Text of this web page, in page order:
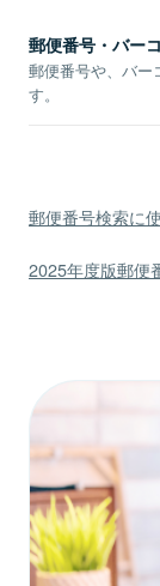
郵便番号・バー
郵便番号や、バー
す。
郵便番号検索に
2025年度版郵便